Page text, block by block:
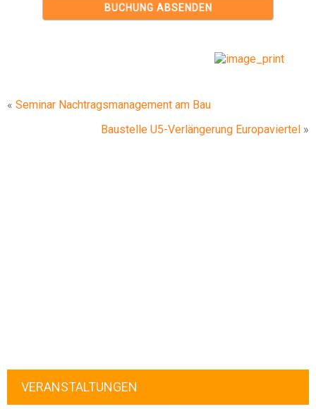
« Seminar Nachtragsmanagement am Bau
Baustelle U5-Verlängerung Europaviertel »
VERANSTALTUNGEN